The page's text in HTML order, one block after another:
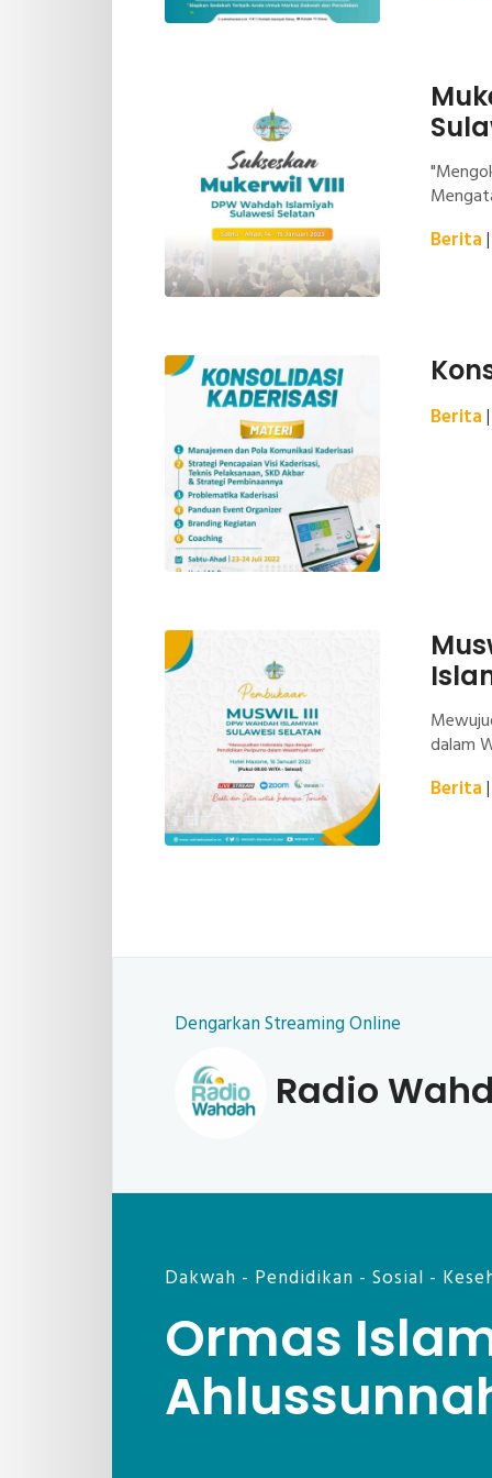
Berita
Berita
dalam
Berita
Dengarkan Streaming Online
Radio
Dakwah - Pendidikan - Sosial -
Ormas